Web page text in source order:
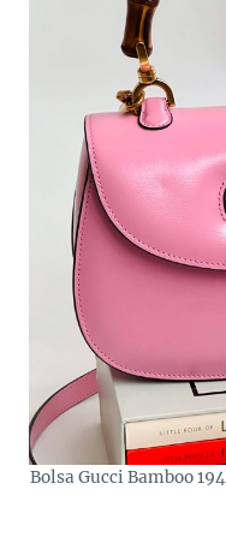
Bolsa Gucci Bamboo